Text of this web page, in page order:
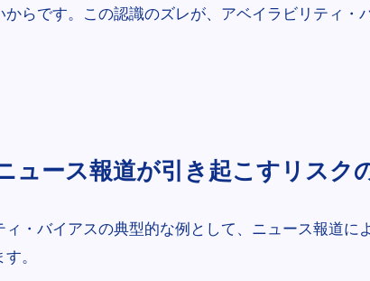
らです。この認識のズレが、アベイラビリティ・
ュース報道が引き起こすリスク
・バイアスの典型的な例として、ニュース報道に
。